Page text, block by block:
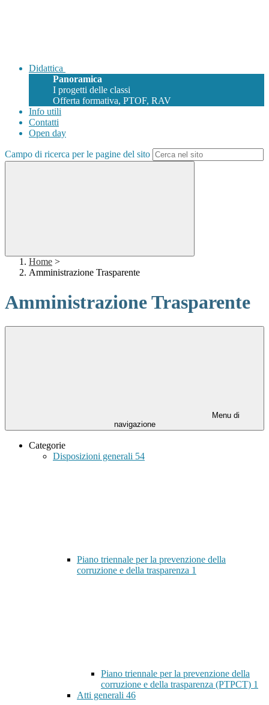
Didattica
Panoramica
I progetti delle classi
Offerta formativa, PTOF, RAV
Info utili
Contatti
Open day
Campo di ricerca per le pagine del sito
Home >
Amministrazione Trasparente
Amministrazione Trasparente
Menu di
navigazione
Categorie
Disposizioni generali 54
Piano triennale per la prevenzione della
corruzione e della trasparenza 1
Piano triennale per la prevenzione della
corruzione e della trasparenza (PTPCT) 1
Atti generali 46